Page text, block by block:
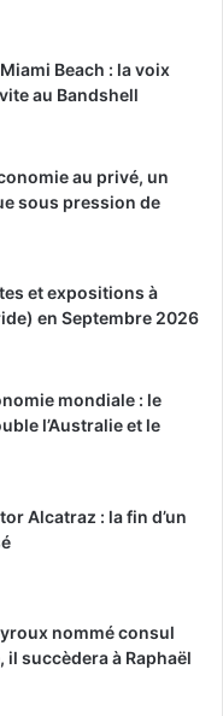
Beach : la voix
au Bandshell
au privé, un
sous pression de
et expositions à
en Septembre 2026
mondiale : le
l’Australie et le
Alcatraz : la fin d’un
nommé consul
il succèdera à Raphaël